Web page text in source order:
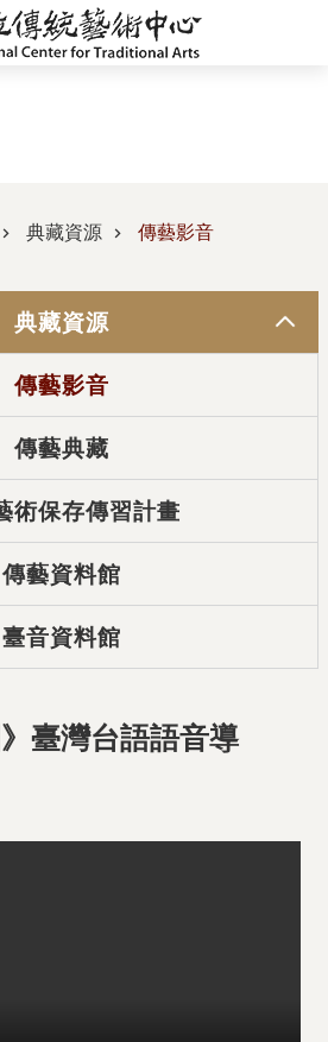
典藏資源 傳藝影音
典藏資源
傳藝影音
傳藝典藏
術保存傳習計畫
傳藝資料館
臺音資料館
》臺灣台語語音導